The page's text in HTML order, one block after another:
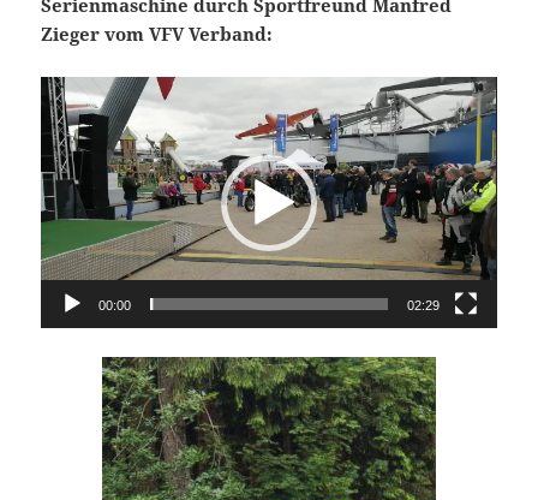
Serienmaschine durch Sportfreund Manfred
Zieger vom VFV Verband:
Video-
Player
00:00 02:29